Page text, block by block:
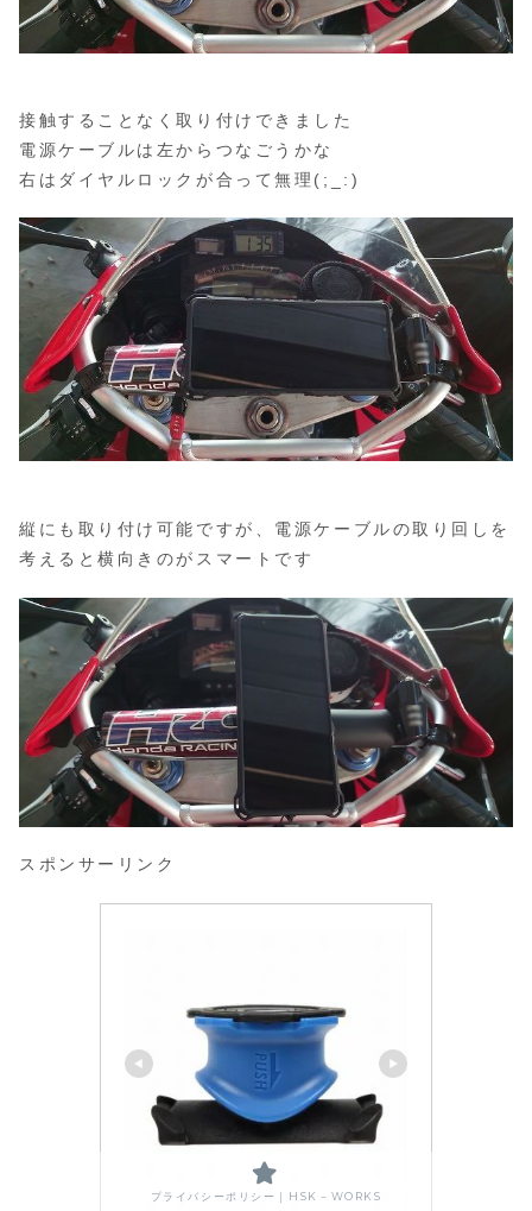
接触することなく取り付けできました
電源ケーブルは左からつなごうかな
右はダイヤルロックが合って無理(;_:)
縦にも取り付け可能ですが、電源ケーブルの取り回しを
考えると横向きのがスマートです
スポンサーリンク
プライバシーポリシー｜HSK－WORKS